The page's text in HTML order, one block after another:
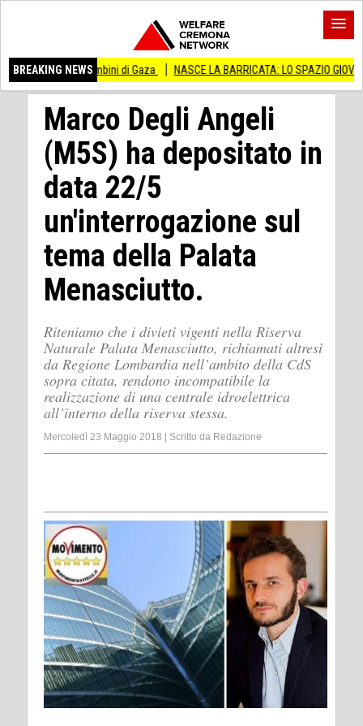
BREAKING NEWS
ai bambini di Gaza NASCE LA BARRICATA: LO SPAZIO GIOVANI DELLA
Marco Degli Angeli
(M5S) ha depositato in
data 22/5
un'interrogazione sul
tema della Palata
Menasciutto.
Riteniamo che i divieti vigenti nella Riserva
Naturale Palata Menasciutto, richiamati altresì
da Regione Lombardia nell’ambito della CdS
sopra citata, rendono incompatibile la
realizzazione di una centrale idroelettrica
all’interno della riserva stessa.
Mercoledì 23 Maggio 2018 Scritto da Redazione